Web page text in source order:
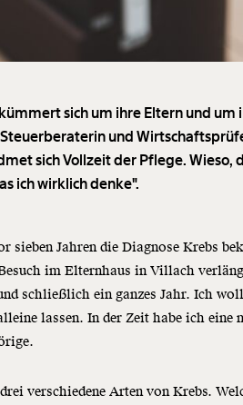
kümmert sich um ihre Eltern und
Steuerberaterin und
sich Vollzeit der Pflege. Wieso,
ich wirklich denke".
sieben Jahren die Diagnose Krebs
im Elternhaus in Villach
schließlich ein ganzes Jahr. Ich
lassen. In der Zeit habe ich eine
verschiedene Arten von Krebs.